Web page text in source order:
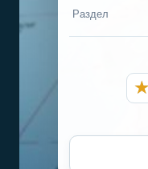
Раздел